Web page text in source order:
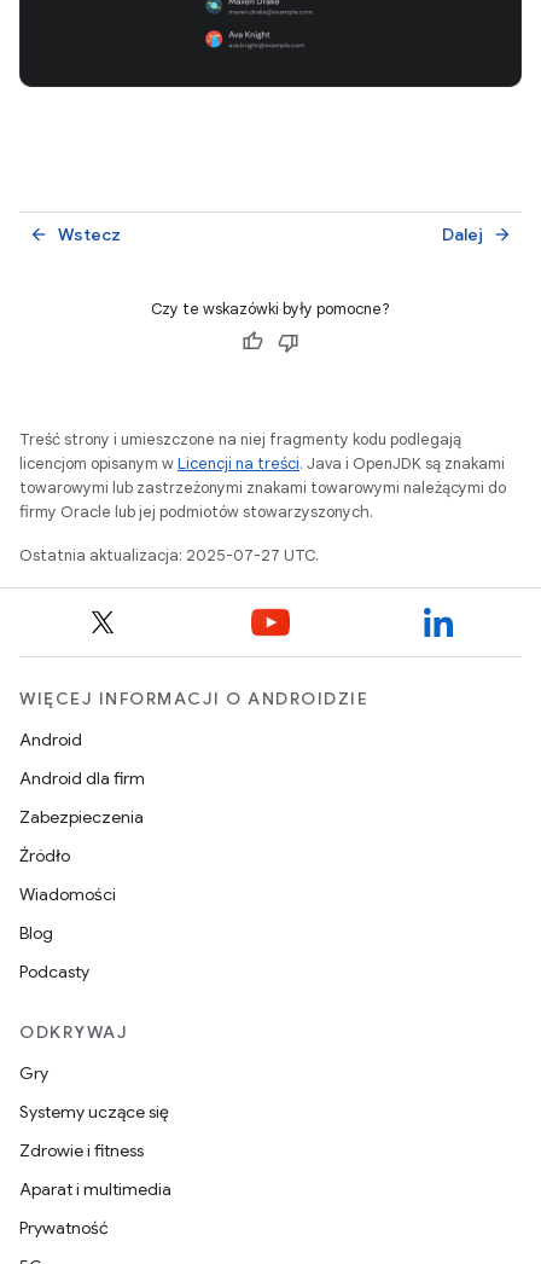
Wstecz
arrow_back Dalej arrow_forward
Czy te wskazówki były pomocne?
Treść strony i umieszczone na niej fragmenty kodu podlegają
licencjom opisanym wLicencji na treści. Java i OpenJDK są znakami
towarowymi lub zastrzeżonymi znakami towarowymi należącymi do
firmy Oracle lub jej podmiotów stowarzyszonych.
Ostatnia aktualizacja: 2025-07-27 UTC.
WIĘCEJ INFORMACJI O ANDROIDZIE
Android
Android dla firm
Zabezpieczenia
Źródło
Wiadomości
Blog
Podcasty
ODKRYWAJ
Gry
Systemy uczące się
Zdrowie i fitness
Aparat i multimedia
Prywatność